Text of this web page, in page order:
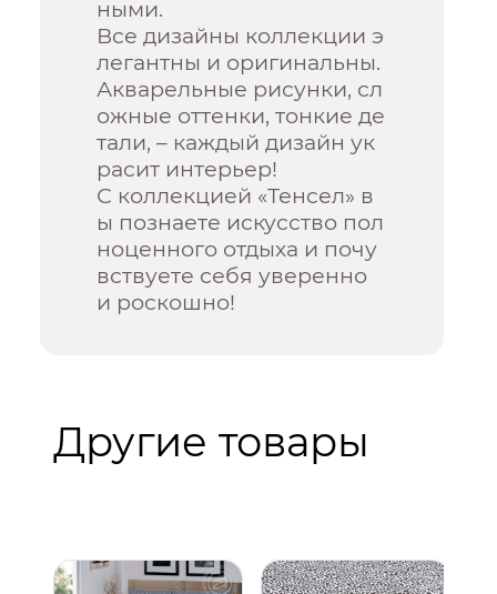
ными.
Все дизайны коллекции э
легантны и оригинальны.
Акварельные рисунки, сл
ожные оттенки, тонкие де
тали, – каждый дизайн ук
расит интерьер!
С коллекцией «Тенсел» в
ы познаете искусство пол
ноценного отдыха и почу
вствуете себя уверенно
и роскошно!
Другие товары